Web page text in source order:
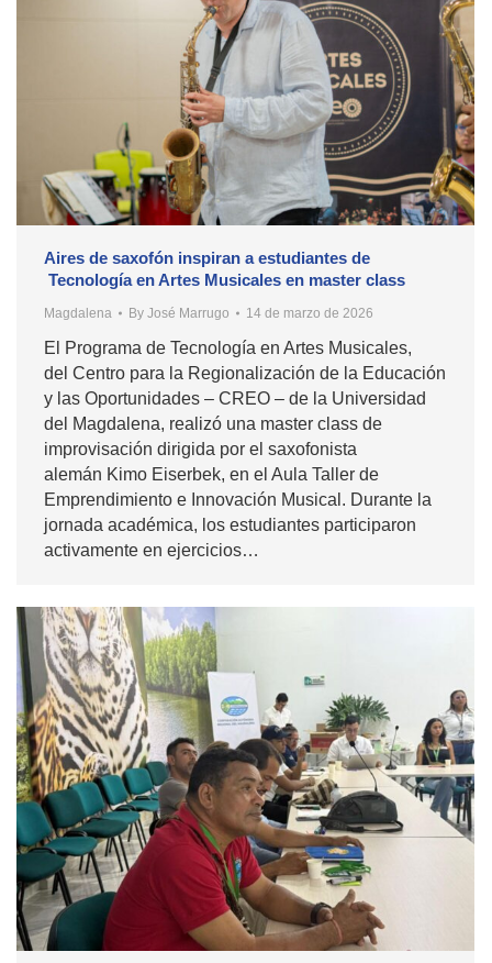
Aires de saxofón inspiran a estudiantes de
Tecnología en Artes Musicales en master class
Magdalena By José Marrugo 14 de marzo de 2026
El Programa de Tecnología en Artes Musicales,
del Centro para la Regionalización de la Educación
y las Oportunidades – CREO – de la Universidad
del Magdalena, realizó una master class de
improvisación dirigida por el saxofonista
alemán Kimo Eiserbek, en el Aula Taller de
Emprendimiento e Innovación Musical. Durante la
jornada académica, los estudiantes participaron
activamente en ejercicios…